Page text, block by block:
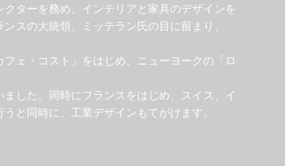
ターを務め、インテリアと家具のデザインを
スの大統領、ミッテラン氏の目に留まり、
ェ・コスト」をはじめ、ニューヨークの「ロ
した。同時にフランスをはじめ、スイス、イ
と同時に、工業デザインもてがけます。